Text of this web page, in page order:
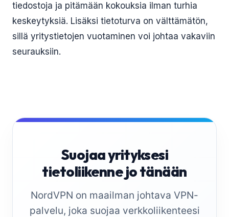
tiedostoja ja pitämään kokouksia ilman turhia
keskeytyksiä. Lisäksi tietoturva on välttämätön,
sillä yritystietojen vuotaminen voi johtaa vakaviin
seurauksiin.
Suojaa yrityksesi
tietoliikenne jo tänään
NordVPN on maailman johtava VPN-
palvelu, joka suojaa verkkoliikenteesi